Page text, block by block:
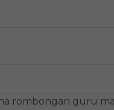
rombongan guru